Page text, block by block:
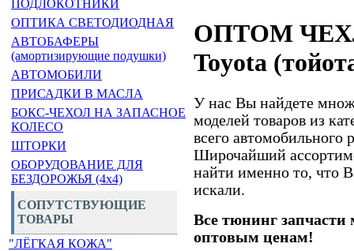
ПОДЛОКОТНИКИ
ОПТИКА СВЕТОДИОДНАЯ
АВТОБАФЕРЫ
(амортизирующие подушки)
АВТОМОБИЛИ
ПРИСАДКИ В МАСЛА
БОКС-ЧЕХОЛ НА ЗАПАСНОЕ
КОЛЕСО
ШТОРКИ
ОБОРУДОВАНИЕ ДЛЯ
БЕЗДОРОЖЬЯ (4x4)
СОПУТСТВУЮЩИЕ
ТОВАРЫ
"ЛЁГКАЯ КОЖА"
ОПТОМ
Toyota
У нас Вы найдете
моделей товаров из
всего автомобильного
Широчайший
найти именно то, что
искали.
Все тюнинг
оптовым ценам!